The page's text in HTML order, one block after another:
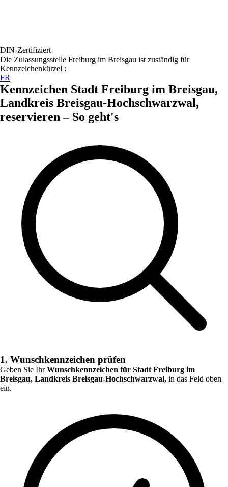
DIN-Zertifiziert
Die Zulassungsstelle Freiburg im Breisgau ist zuständig für
Kennzeichenkürzel :
FR
Kennzeichen Stadt Freiburg im Breisgau,
Landkreis Breisgau-Hochschwarzwal,
reservieren – So geht's
1. Wunschkennzeichen prüfen
Geben Sie IhrWunschkennzeichen für Stadt Freiburg im
Breisgau, Landkreis Breisgau-Hochschwarzwal, in das Feld oben
ein.